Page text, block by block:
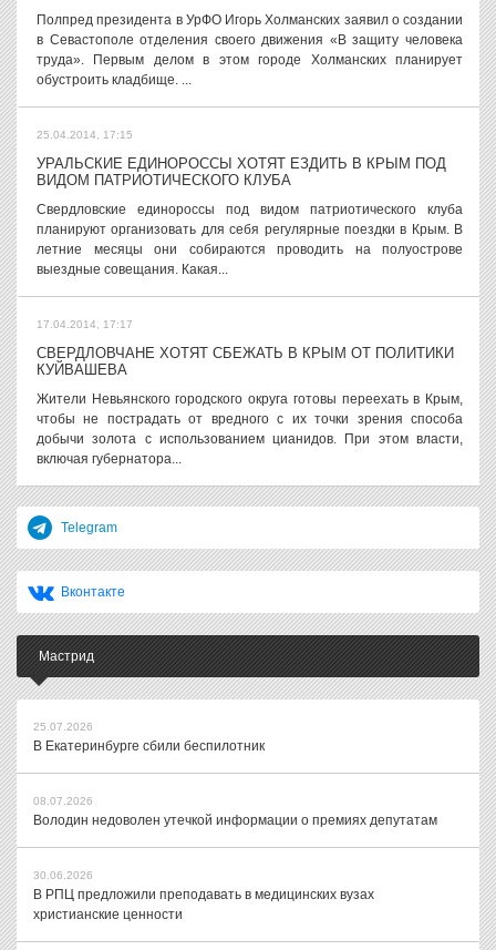
Полпред президента в УрФО Игорь Холманских заявил о создании
в Севастополе отделения своего движения «В защиту человека
труда». Первым делом в этом городе Холманских планирует
обустроить кладбище. ...
25.04.2014, 17:15
УРАЛЬСКИЕ ЕДИНОРОССЫ ХОТЯТ ЕЗДИТЬ В КРЫМ ПОД
ВИДОМ ПАТРИОТИЧЕСКОГО КЛУБА
Свердловские единороссы под видом патриотического клуба
планируют организовать для себя регулярные поездки в Крым. В
летние месяцы они собираются проводить на полуострове
выездные совещания. Какая...
17.04.2014, 17:17
СВЕРДЛОВЧАНЕ ХОТЯТ СБЕЖАТЬ В КРЫМ ОТ ПОЛИТИКИ
КУЙВАШЕВА
Жители Невьянского городского округа готовы переехать в Крым,
чтобы не пострадать от вредного с их точки зрения способа
добычи золота с использованием цианидов. При этом власти,
включая губернатора...
Telegram
Вконтакте
Мастрид
25.07.2026
В Екатеринбурге сбили беспилотник
08.07.2026
Володин недоволен утечкой информации о премиях депутатам
30.06.2026
В РПЦ предложили преподавать в медицинских вузах
христианские ценности